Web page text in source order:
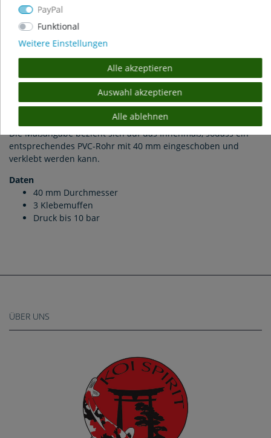
Produktsicherheit
PVC T-Stück 90° mit 3 Klebemuffen Ø 40 mm
PVC T-Stück für die Abzweigung von PVC Rohren. Das T-Stück
ist mit einem PVC Kleber, wie Griffon oder Tangit, zu
Die Maßangabe bezieht sich auf das Innenmaß, sodass ein
entsprechendes PVC-Rohr mit 40 mm eingeschoben und
verklebt werden kann.
Daten
40 mm Durchmesser
3 Klebemuffen
Druck bis 10 bar
ÜBER UNS
PayPal
Funktional
Weitere Einstellungen
Alle akzeptieren
Auswahl akzeptieren
Alle ablehnen